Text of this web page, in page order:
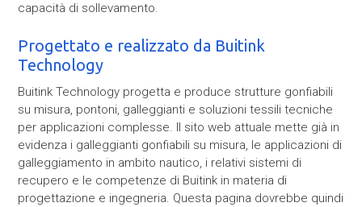
capacità di sollevamento.
Progettato e realizzato da Buitink
Technology
Buitink Technology progetta e produce strutture gonfiabili
su misura, pontoni, galleggianti e soluzioni tessili tecniche
per applicazioni complesse. Il sito web attuale mette già in
evidenza i galleggianti gonfiabili su misura, le applicazioni di
galleggiamento in ambito nautico, i relativi sistemi di
recupero e le competenze di Buitink in materia di
progettazione e ingegneria. Questa pagina dovrebbe quindi